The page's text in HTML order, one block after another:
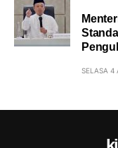
SELASA 4